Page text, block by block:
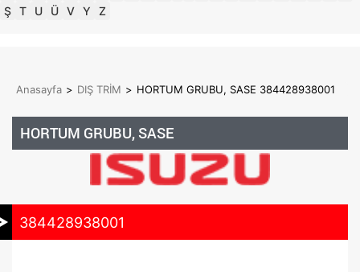
Ş T U Ü V Y Z
Anasayfa > DIŞ TRİM > HORTUM GRUBU, SASE 384428938001
HORTUM GRUBU, SASE
384428938001